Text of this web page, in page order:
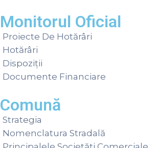
Monitorul Oficial
Proiecte De Hotărâri
Hotărâri
Dispoziții
Documente Financiare
Comună
Strategia
Nomenclatura Stradală